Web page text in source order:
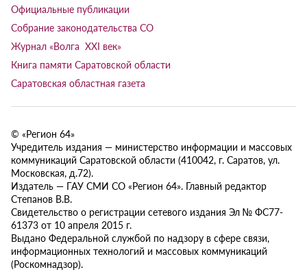
Официальные публикации
Собрание законодательства СО
Журнал «Волга XXI век»
Книга памяти Саратовской области
Саратовская областная газета
© «Регион 64»
Учредитель издания — министерство информации и массовых
коммуникаций Саратовской области (410042, г. Саратов, ул.
Московская, д.72).
Издатель — ГАУ СМИ СО «Регион 64». Главный редактор
Степанов В.В.
Свидетельство о регистрации сетевого издания Эл № ФС77-
61373 от 10 апреля 2015 г.
Выдано Федеральной службой по надзору в сфере связи,
информационных технологий и массовых коммуникаций
(Роскомнадзор).